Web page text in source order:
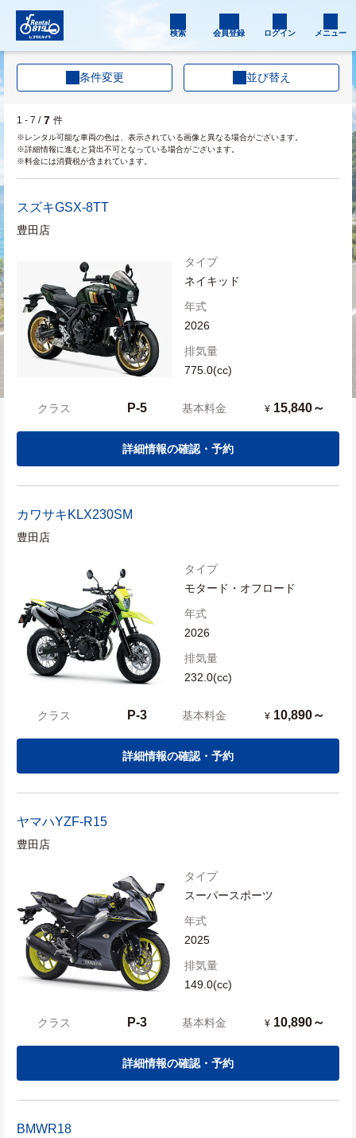
検索 会員登録 ログイン メニュー
条件変更 並び替え
1 - 7 / 7 件
※レンタル可能な車両の色は、表示されている画像と異なる場合がございます。
※詳細情報に進むと貸出不可となっている場合がございます。
※料金には消費税が含まれています。
スズキGSX-8TT
豊田店
タイプ
ネイキッド
年式
2026
排気量
775.0(cc)
クラス P-5 基本料金 ¥ 15,840～
詳細情報の確認・予約
カワサキ KLX230SM
豊田店
タイプ
モタード・オフロード
年式
2026
排気量
232.0(cc)
クラス P-3 基本料金 ¥ 10,890～
詳細情報の確認・予約
ヤマハYZF-R15
豊田店
タイプ
スーパースポーツ
年式
2025
排気量
149.0(cc)
クラス P-3 基本料金 ¥ 10,890～
詳細情報の確認・予約
BMWR18